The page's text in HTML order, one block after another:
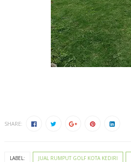
SHARE:
LABEL: JUAL RUMPUT GOLF KOTA KEDIRI